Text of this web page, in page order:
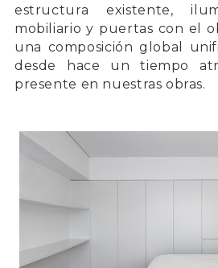
estructura existente,
mobiliario y puertas con el
una composición global
desde hace un tiempo
presente en nuestras obras.